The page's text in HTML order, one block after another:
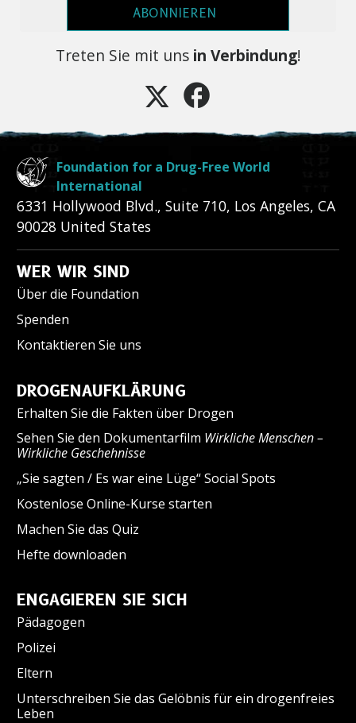
ABONNIEREN
Treten Sie mit uns in Verbindung!
Foundation for a Drug-Free World
International
6331 Hollywood Blvd., Suite 710, Los Angeles, CA
90028 United States
WER WIR SIND
Über die Foundation
Spenden
Kontaktieren Sie uns
DROGENAUFKLÄRUNG
Erhalten Sie die Fakten über Drogen
Sehen Sie den Dokumentarfilm Wirkliche Menschen –
Wirkliche Geschehnisse
„Sie sagten / Es war eine Lüge“ Social Spots
Kostenlose Online-Kurse starten
Machen Sie das Quiz
Hefte downloaden
ENGAGIEREN SIE SICH
Pädagogen
Polizei
Eltern
Unterschreiben Sie das Gelöbnis für ein drogenfreies
Leben